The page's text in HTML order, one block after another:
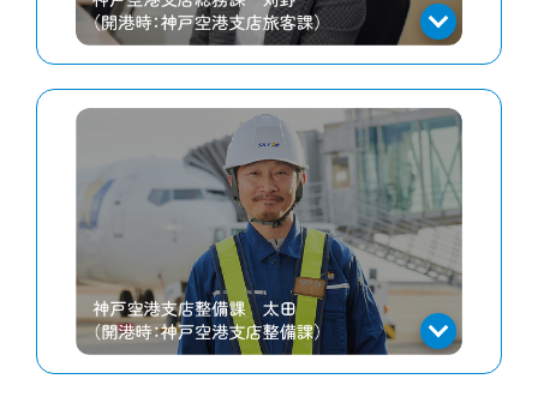
“お客様に寄り添う”はTeam KOBE共
通の想いです
私のスカイマークでのキャリアは、神戸空
港のカウンター業務から始まりました。研
修後の初めての接客に緊張しつつ、開港当
日は朝6時からチェックインカウンターに
立ち、搭乗手続きや手荷物のお預かりなど
を担当しました。
あの日のカウンターは、晴れがましさとド
キドキ感の両方に包み込まれていたのを憶